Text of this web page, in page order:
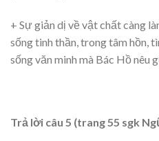
+ Sự giản dị về vật chất càng
sống tinh thần, trong tâm hồn,
sống văn minh mà Bác Hồ nêu
Trả lời câu 5 (trang 55 sgk